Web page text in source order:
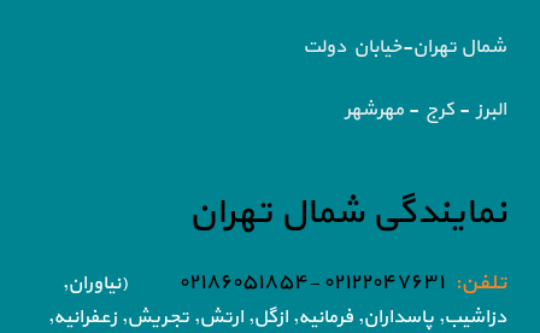
شمال تهران-خیابان دولت
البرز - کرج - مهرشهر
نمایندگی شمال تهران
تلفن: ۰۲۱۲۲۰۴۷۶۳۱ -۰۲۱۸۶۰۵۱۸۵۴
(نیاوران,
دزاشیب, پاسداران, فرمانیه, ازگل, ارتش, تجریش, زعفرانیه,